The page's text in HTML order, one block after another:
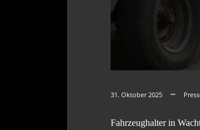
31. Oktober 2025
Fahrzeughalter in